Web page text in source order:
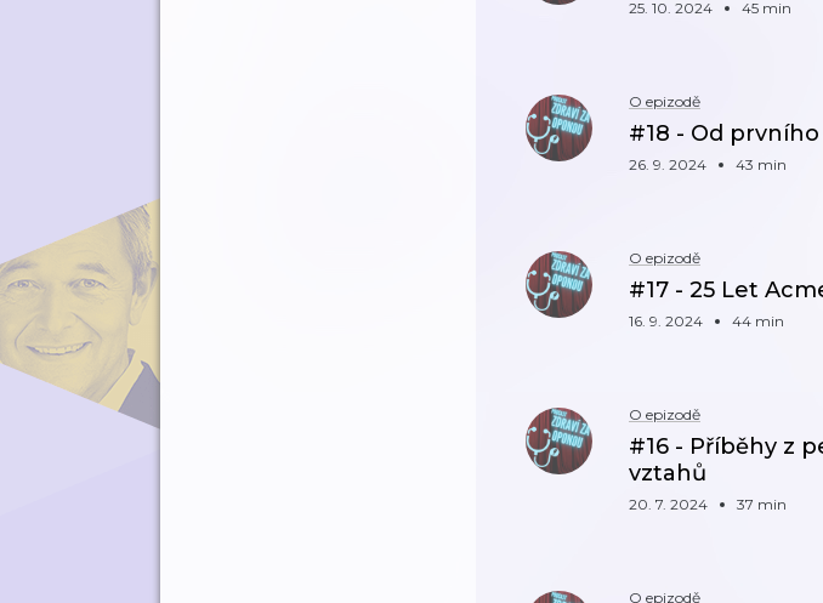
25. 10. 2024 45 min
O epizodě
#18 - Od
26. 9. 2024 43 min
O epizodě
#17 - 25 Let
16. 9. 2024 44 min
O epizodě
#16 - Příběhy z
vztahů
20. 7. 2024 37 min
O epizodě